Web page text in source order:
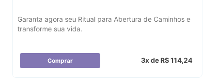
Garanta agora seu Ritual para Abertura de Caminhos e
transforme sua vida.
Comprar 3x de R$ 114,24